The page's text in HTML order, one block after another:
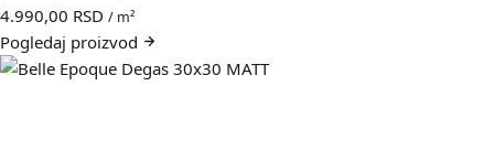
4.990,00 RSD / m²
Pogledaj proizvod